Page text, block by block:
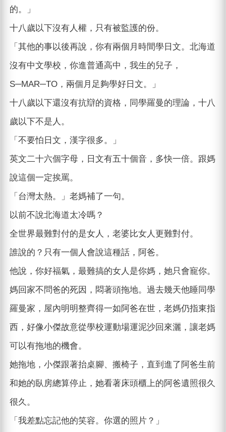
的。」
十八歲以下沒有人權，只有被監護的份。
「其他的事以後再說，你有兩個月時間學日文。北海道
沒有中文學校，你進普通高中，我生的兒子，
S─MAR─TO，兩個月足夠學好日文。」
十八歲以下還沒有抗辯的資格，同學羅曼的理論，十八
歲以下不是人。
「不要怕日文，漢字很多。」
英文二十六個字母，日文有五十個音，多快一倍。跟媽
說這個一定挨罵。
「台灣太熱。」老媽補了一句。
以前不說北海道太冷嗎？
全世界最難對付的是女人，老婆比女人更難對付。
誰說的？只有一個人會說這種話，阿爸。
他說，你好福氣，最難搞的女人是你媽，她只會寵你。
媽回家不問爸的死因，悶著頭拖地。過去幾天他睡同學
羅曼家，屋內明明整齊得一如阿爸在世，老媽仍指東指
西，好像小傑故意從學校運動場運泥沙回來灑，讓老媽
可以有拖地的機會。
她拖地，小傑跟著抬桌腳、搬椅子，直到進了阿爸生前
和她的臥房總算停止，她看著床頭櫃上的阿爸遺照很久
很久。
「我差點忘記他的笑容。你選的照片？」